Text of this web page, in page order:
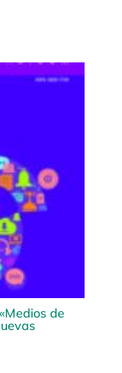
de